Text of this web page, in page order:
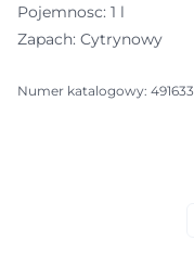
Pojemnosc: 1 l
Zapach: Cytrynowy
Numer katalogowy: 491633